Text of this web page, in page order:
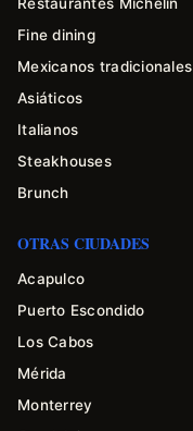
Fine dining
Mexicanos tradicionales
Asiáticos
Italianos
Steakhouses
Brunch
OTRAS CIUDADES
Acapulco
Puerto Escondido
Los Cabos
Mérida
Monterrey